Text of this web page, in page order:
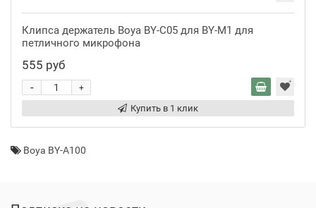
Клипса держатель Boya BY-C05 для BY-M1 для
петличного микрофона
555 руб
+
-
Купить в 1 клик
Boya BY-A100